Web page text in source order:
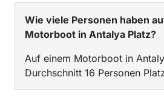
Wie viele Personen haben
Motorboot in Antalya Platz?
Auf einem Motorboot in
Durchschnitt 16 Personen